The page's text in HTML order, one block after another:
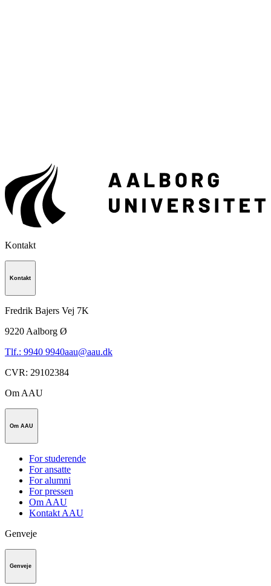
Kontakt
Kontakt
Fredrik Bajers Vej 7K
9220 Aalborg Ø
Tlf.: 9940 9940aau@aau.dk
CVR: 29102384
Om AAU
Om AAU
For studerende
For ansatte
For alumni
For pressen
Om AAU
Kontakt AAU
Genveje
Genveje